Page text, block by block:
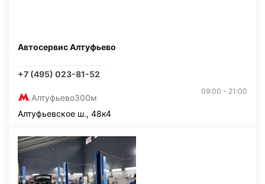
Автосервис Алтуфьево
+7 (495) 023-81-52
Алтуфьево300м
09:00 - 21:00
Алтуфьевское ш., 48к4